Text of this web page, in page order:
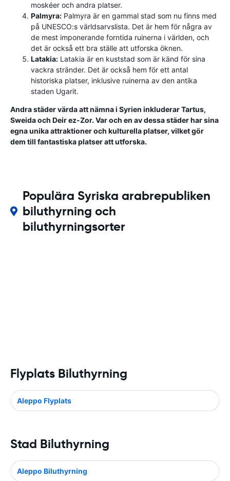
moskéer och andra platser.
Palmyra: Palmyra är en gammal stad som nu finns med
på UNESCO:s världsarvslista. Det är hem för några av
de mest imponerande forntida ruinerna i världen, och
det är också ett bra ställe att utforska öknen.
Latakia: Latakia är en kuststad som är känd för sina
vackra stränder. Det är också hem för ett antal
historiska platser, inklusive ruinerna av den antika
staden Ugarit.
Andra städer värda att nämna i Syrien inkluderar Tartus,
Sweida och Deir ez-Zor. Var och en av dessa städer har sina
egna unika attraktioner och kulturella platser, vilket gör
dem till fantastiska platser att utforska.
Populära Syriska arabrepubliken
biluthyrning och
biluthyrningsorter
Flyplats Biluthyrning
Aleppo Flyplats
Stad Biluthyrning
Aleppo Biluthyrning